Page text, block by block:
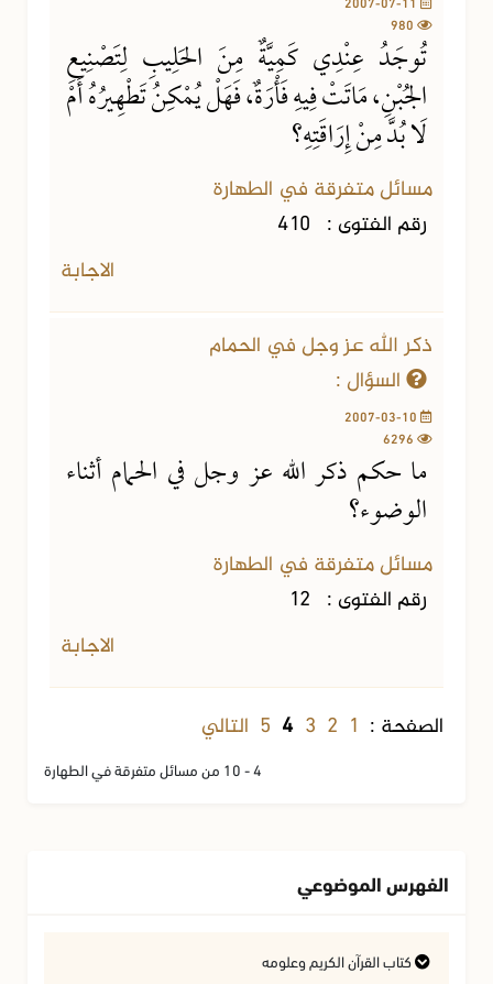
تُوجَدُ عِنْدِي كَمِيَّةٌ مِنَ الحَلِيبِ لِتَصْنِيعِ
الجُبْنِ، مَاتَتْ فِيهِ فَأْرَةٌ، فَهَلْ يُمْكِنُ تَطْهِيرُهُ أَمْ
لَا بُدَّ مِنْ إِرَاقَتِهِ؟
مسائل متفرقة في الطهارة
رقم الفتوى : 410
الاجابة
ذكر الله عز وجل في الحمام
السؤال :
ما حكم ذكر الله عز وجل في الحمام أثناء
الوضوء؟
مسائل متفرقة في الطهارة
رقم الفتوى : 12
الاجابة
الصفحة : 1
2
3
4
5 التالي
4 - 10 من مسائل متفرقة في الطهارة
الفهرس الموضوعي
كتاب القرآن الكريم وعلومه